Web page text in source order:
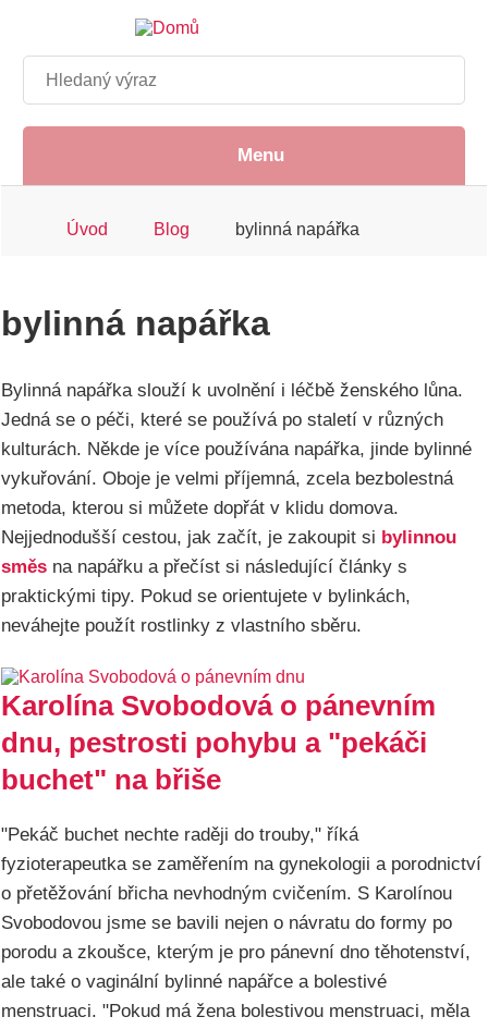
obsahu
Hledat
Menu
Drobečková
Úvod Blog bylinná napářka
bylinná napářka
Bylinná napářka slouží k uvolnění i léčbě ženského lůna.
Jedná se o péči, které se používá po staletí v různých
kulturách. Někde je více používána napářka, jinde bylinné
vykuřování. Oboje je velmi příjemná, zcela bezbolestná
metoda, kterou si můžete dopřát v klidu domova.
Nejjednodušší cestou, jak začít, je zakoupit si bylinnou
směs na napářku a přečíst si následující články s
praktickými tipy. Pokud se orientujete v bylinkách,
neváhejte použít rostlinky z vlastního sběru.
Karolína Svobodová o pánevním
dnu, pestrosti pohybu a "pekáči
buchet" na břiše
"Pekáč buchet nechte raději do trouby," říká
fyzioterapeutka se zaměřením na gynekologii a porodnictví
o přetěžování břicha nevhodným cvičením. S Karolínou
Svobodovou jsme se bavili nejen o návratu do formy po
porodu a zkoušce, kterým je pro pánevní dno těhotenství,
ale také o vaginální bylinné napářce a bolestivé
menstruaci. "Pokud má žena bolestivou menstruaci, měla